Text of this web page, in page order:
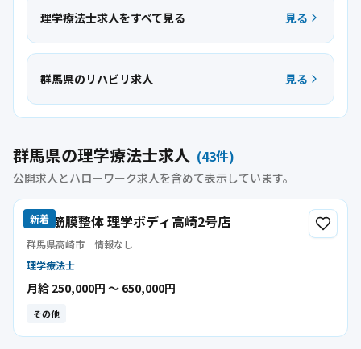
理学療法士求人をすべて見る 見る
群馬県のリハビリ求人 見る
群馬県の理学療法士求人 (43件)
公開求人とハローワーク求人を含めて表示しています。
新着
青山筋膜整体 理学ボディ高崎2号店
群馬県高崎市 情報なし
理学療法士
月給 250,000円 〜 650,000円
その他